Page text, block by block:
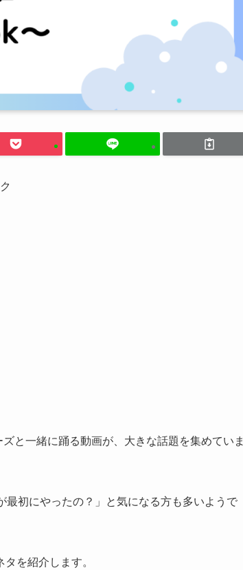
と一緒に踊る動画が、大きな話題を集めてい
最初にやったの？」と気になる方も多いようで
を紹介します。